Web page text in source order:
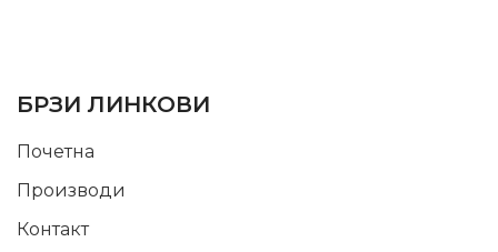
БРЗИ ЛИНКОВИ
Почетна
Производи
Контакт